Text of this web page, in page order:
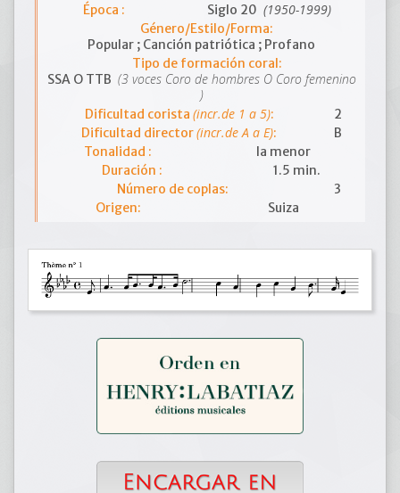
Época :
Siglo 20 (1950-1999)
Género/Estilo/Forma:
Popular ; Canción patriótica ; Profano
Tipo de formación coral:
SSA O TTB (3 voces Coro de hombres O Coro femenino
)
Dificultad corista (incr.de 1 a 5):
2
Dificultad director(incr.de A a E):
B
Tonalidad :
la menor
Duración :
1.5 min.
Número de coplas:
3
Origen:
Suiza